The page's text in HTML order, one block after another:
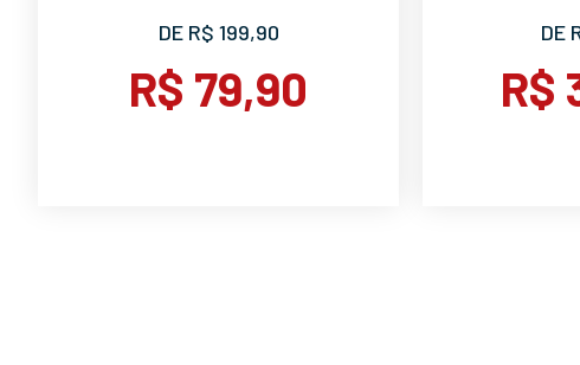
DE R$ 199,90
R$ 79,90
DE
R$